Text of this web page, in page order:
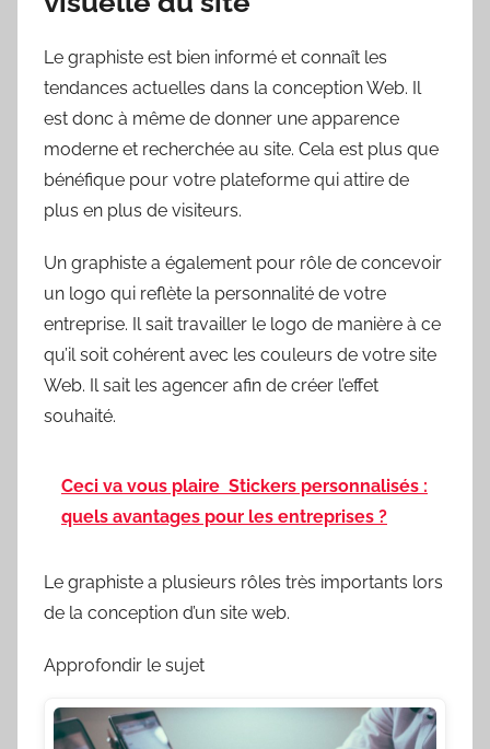
Le graphiste est bien informé et connaît les
tendances actuelles dans la conception Web. Il
est donc à même de donner une apparence
moderne et recherchée au site. Cela est plus que
bénéfique pour votre plateforme qui attire de
plus en plus de visiteurs.
Un graphiste a également pour rôle de concevoir
un logo qui reflète la personnalité de votre
entreprise. Il sait travailler le logo de manière à ce
qu’il soit cohérent avec les couleurs de votre site
Web. Il sait les agencer afin de créer l’effet
souhaité.
Ceci va vous plaire Stickers personnalisés :
quels avantages pour les entreprises ?
Le graphiste a plusieurs rôles très importants lors
de la conception d’un site web.
Approfondir le sujet